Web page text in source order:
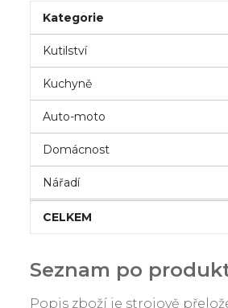
Kategorie
Kutilství
Kuchyně
Auto-moto
Domácnost
Nářadí
CELKEM
Seznam po
Popis zboží je strojově